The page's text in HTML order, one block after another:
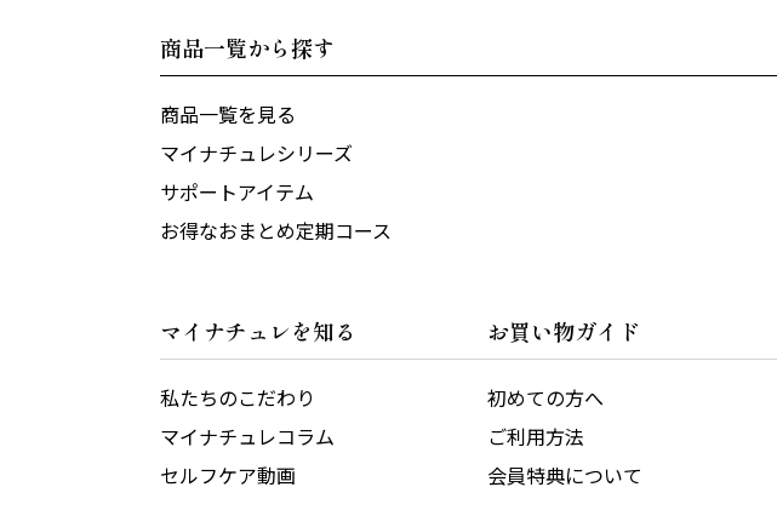
商品一覧から探す
商品一覧を見る
マイナチュレシリーズ
サポートアイテム
お得なおまとめ定期コース
マイナチュレを知る
私たちのこだわり
マイナチュレコラム
セルフケア動画
お買い物ガイド
初めての方へ
ご利用方法
会員特典について